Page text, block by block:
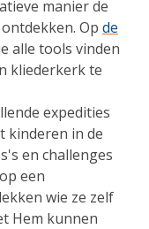
manier de
Op de
alle tools vinden
kliederkerk te
expedities
kinderen in de
en challenges
een
wie ze zelf
Hem kunnen